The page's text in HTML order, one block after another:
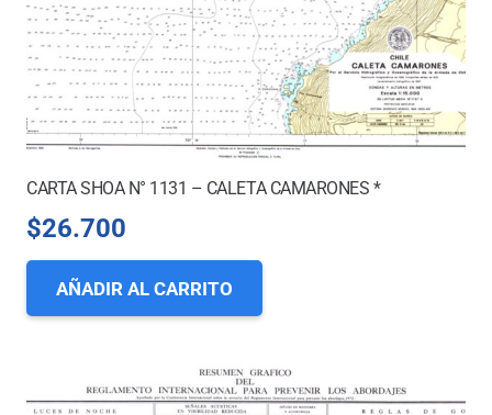
CARTA SHOA N° 1131 – CALETA CAMARONES *
$26.700
AÑADIR AL CARRITO